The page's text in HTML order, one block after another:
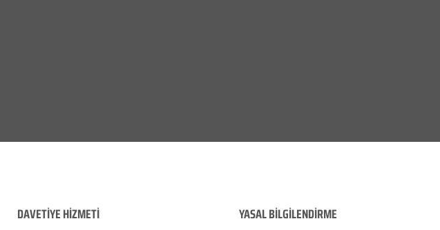
DAVETİYE HİZMETİ YASAL BİLGİLENDİRME